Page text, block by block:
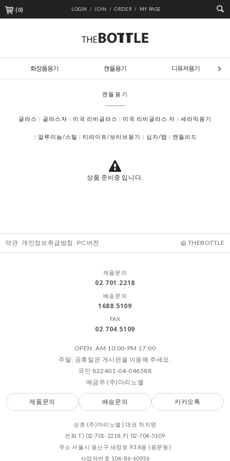
(0) LOGIN / JOIN / ORDER / MY PAGE
화장품용기 캔들용기 디퓨저용기
캔들용기
글라스 글라스자 미국 리비글라스 미국 리비글라스 자 세라믹용기
알루미늄/스틸 티라이트/보티브용기 심지/탭 캔들리드
상품 준비중 입니다.
약관 개인정보취급방침 PC 버전 @ THEBOTTLE
제품문의
02.701.2218
배송문의
1688.5109
FAX
02.704.5109
OPEN. AM 10:00-PM 17:00
주말, 공휴일은 게시판을 이용해 주세요.
국민 822401-04-046588
예금주 (주)마리노엘
제품문의 배송문의 카카오톡
상호 (주)마리노엘 | 대표 차지영
전화 T) 02-701-2218, F) 02-704-5109
주소 서울시 용산구 새창로 93 A동 (용문동)
사업자번호 106-86-60936